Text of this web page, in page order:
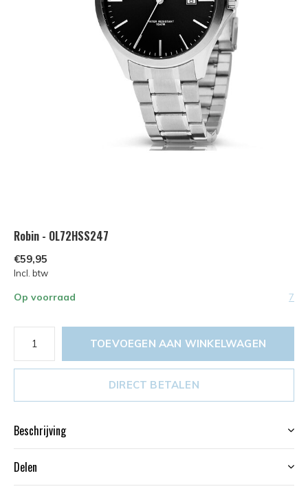
Robin - OL72HSS247
€59,95
Incl. btw
Op voorraad 7
TOEVOEGEN AAN WINKELWAGEN
DIRECT BETALEN
Beschrijving
Delen